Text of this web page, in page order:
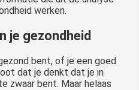
werken.
je gezondheid
bent, of je een goed
dat je denkt dat je in
zwaar bent. Maar helaas